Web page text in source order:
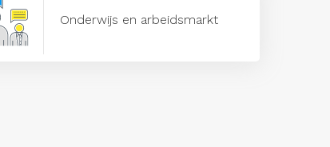
Onderwijs en arbeidsmarkt